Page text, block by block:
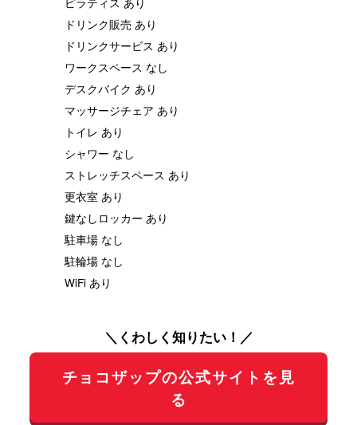
ドリンク販売 あり
ドリンクサービス あり
ワークスペース なし
デスクバイク あり
マッサージチェア あり
トイレ あり
シャワー なし
ストレッチスペース あり
更衣室 あり
鍵なしロッカー あり
駐車場 なし
駐輪場 なし
WiFi あり
＼くわしく知りたい！／
チョコザップの公式サイトを見
る